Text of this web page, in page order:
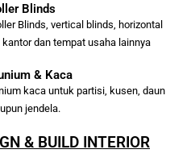
Blinds
Blinds, vertical blinds, horizontal
dan tempat usaha lainnya
& Kaca
kaca untuk partisi, kusen, daun
jendela.
& BUILD INTERIOR